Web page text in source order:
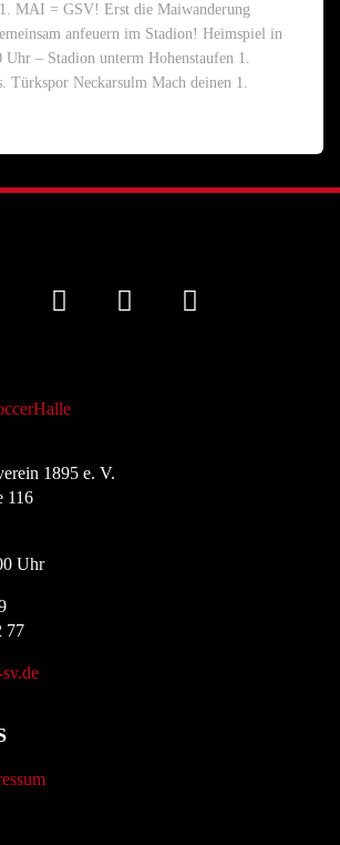
MAI = GSV! Erst die Maiwanderung
anfeuern im Stadion! Heimspiel in
Uhr – Stadion unterm Hohenstaufen 1.
Türkspor Neckarsulm Mach deinen 1.
1895 e. V.
116
Uhr
77